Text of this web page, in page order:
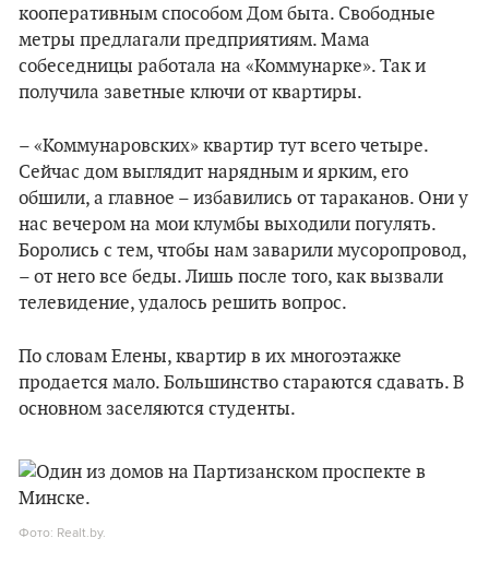
кооперативным способом Дом быта. Свободные
метры предлагали предприятиям. Мама
собеседницы работала на «Коммунарке». Так и
получила заветные ключи от квартиры.
– «Коммунаровских» квартир тут всего четыре.
Сейчас дом выглядит нарядным и ярким, его
обшили, а главное – избавились от тараканов. Они у
нас вечером на мои клумбы выходили погулять.
Боролись с тем, чтобы нам заварили мусоропровод,
– от него все беды. Лишь после того, как вызвали
телевидение, удалось решить вопрос.
По словам Елены, квартир в их многоэтажке
продается мало. Большинство стараются сдавать. В
основном заселяются студенты.
Фото: Realt.by.